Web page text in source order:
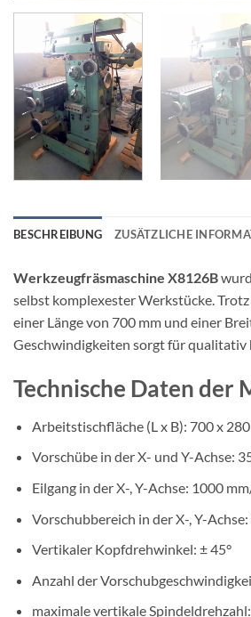
BESCHREIBUNG ZUSÄTZLICHE
Werkzeugfräsmaschine X8126B
selbst komplexester Werkstücke.
einer Länge von 700 mm und einer
Geschwindigkeiten sorgt für qualitativ
Technische Daten der
Arbeitstischfläche (L x B): 700 x
Vorschübe in der X- und Y-Achse:
Eilgang in der X-, Y-Achse: 1000
Vorschubbereich in der X-, Y-
Vertikaler Kopfdrehwinkel: ± 45°
Anzahl der
maximale vertikale